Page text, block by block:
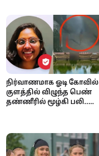
நிர்வாணமாக ஓடி கோவில்
குளத்தில் விழுந்த பெண்
தண்ணீரில் மூழ்கி பலி..